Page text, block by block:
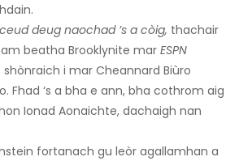
deug naochad ’s a còig, thachair
beatha Brooklynite mar ESPN
i mar Cheannard Biùro
Fhad ‘s a bha e ann, bha cothrom aig
Ionad Aonaichte, dachaigh nan
fortanach gu leòr agallamhan a